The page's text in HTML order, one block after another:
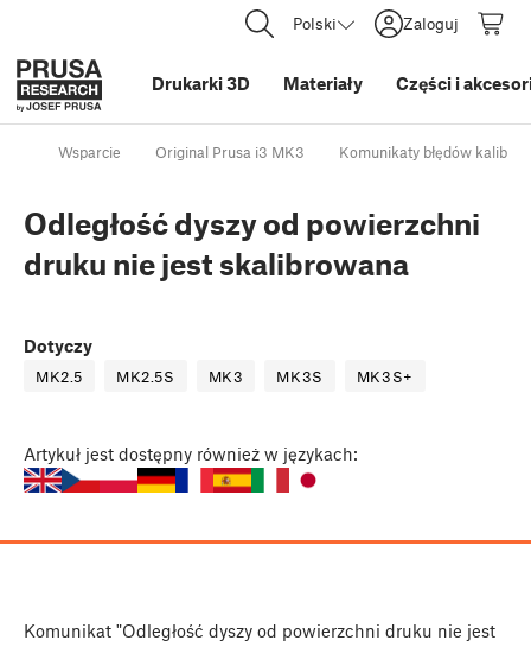
Polski Zaloguj
Drukarki 3D Materiały Części i
Wsparcie Original Prusa i3 MK3 Komunikaty błędów
Odległość dyszy od powierzchni
druku nie jest skalibrowana
Dotyczy
MK2.5 MK2.5S MK3 MK3S MK3S+
Artykuł jest dostępny również w językach:
Komunikat "Odległość dyszy od powierzchni druku nie jest